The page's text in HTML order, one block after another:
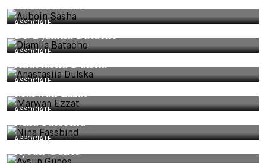
Sasha Auboin
ASSOCIATE
Dr. Djamila Batache
ASSOCIATE
Anastasiia Dulska
ASSOCIATE
Marwan Ezzat
ASSOCIATE
Nina Fassbind
ASSOCIATE
Aysun Günes